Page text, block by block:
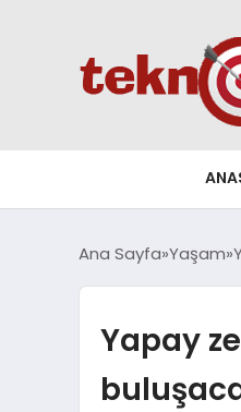
Ana Sayfa Yaşam
Yapay